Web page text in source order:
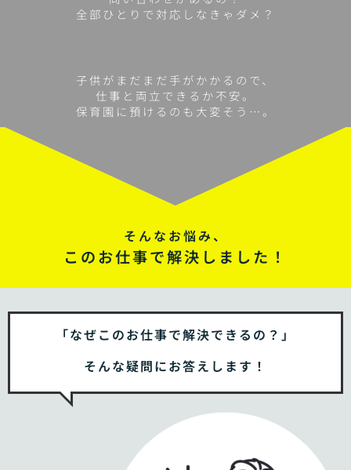
全部ひとりで対応しなきゃダメ？
子供がまだまだ手がかかるので、
仕事と両立できるか不安。
保育園に預けるのも大変そう…。
そんなお悩み、
このお仕事で解決しました！
「なぜこのお仕事で解決できるの？」
そんな疑問にお答えします！